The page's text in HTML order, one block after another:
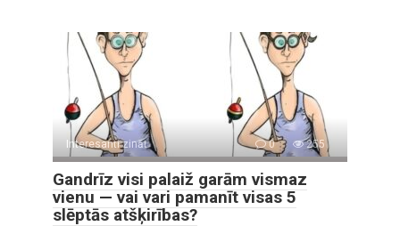
Interesanti zināt 0 255
Gandrīz visi palaiž garām vismaz
vienu — vai vari pamanīt visas 5
slēptās atšķirības?